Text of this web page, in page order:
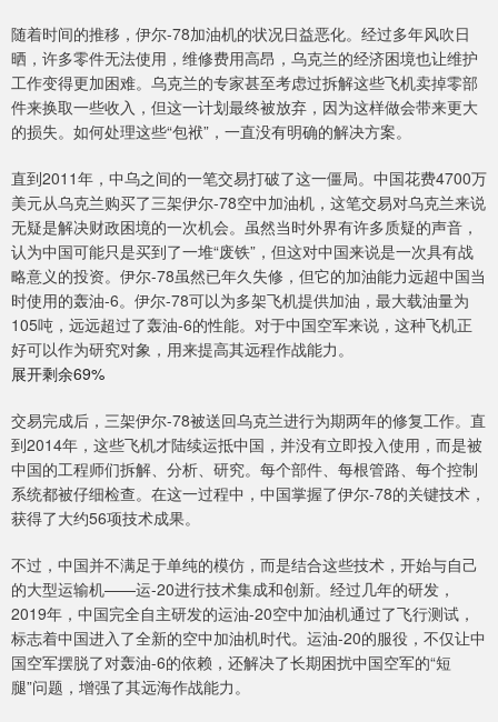
随着时间的推移，伊尔-78加油机的状况日益恶化。经过多年风吹日
晒，许多零件无法使用，维修费用高昂，乌克兰的经济困境也让维护
工作变得更加困难。乌克兰的专家甚至考虑过拆解这些飞机卖掉零部
件来换取一些收入，但这一计划最终被放弃，因为这样做会带来更大
的损失。如何处理这些“包袱”，一直没有明确的解决方案。
直到2011年，中乌之间的一笔交易打破了这一僵局。中国花费4700万
美元从乌克兰购买了三架伊尔-78空中加油机，这笔交易对乌克兰来说
无疑是解决财政困境的一次机会。虽然当时外界有许多质疑的声音，
认为中国可能只是买到了一堆“废铁”，但这对中国来说是一次具有战
略意义的投资。伊尔-78虽然已年久失修，但它的加油能力远超中国当
时使用的轰油-6。伊尔-78可以为多架飞机提供加油，最大载油量为
105吨，远远超过了轰油-6的性能。对于中国空军来说，这种飞机正
好可以作为研究对象，用来提高其远程作战能力。
展开剩余69%
交易完成后，三架伊尔-78被送回乌克兰进行为期两年的修复工作。直
到2014年，这些飞机才陆续运抵中国，并没有立即投入使用，而是被
中国的工程师们拆解、分析、研究。每个部件、每根管路、每个控制
系统都被仔细检查。在这一过程中，中国掌握了伊尔-78的关键技术，
获得了大约56项技术成果。
不过，中国并不满足于单纯的模仿，而是结合这些技术，开始与自己
的大型运输机——运-20进行技术集成和创新。经过几年的研发，
2019年，中国完全自主研发的运油-20空中加油机通过了飞行测试，
标志着中国进入了全新的空中加油机时代。运油-20的服役，不仅让中
国空军摆脱了对轰油-6的依赖，还解决了长期困扰中国空军的“短
腿”问题，增强了其远海作战能力。